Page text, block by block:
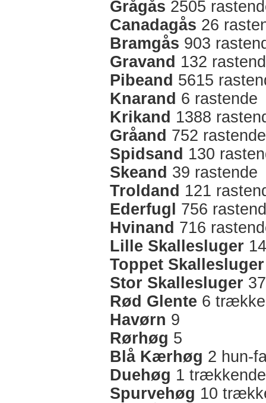
Grågås 2505
Canadagås 26
Bramgås 903
Gravand 132
Pibeand 5615
Knarand 6 rastende
Krikand 1388
Gråand 752 rastende
Spidsand 130
Skeand 39 rastende
Troldand 121
Ederfugl
756
Hvinand 716
Lille Skallesluger
Toppet Skallesluger
Stor Skallesluger
Rød Glente 6
Havørn 9
Rørhøg 5
Blå Kærhøg 2 hun-
Duehøg 1
Spurvehøg 10